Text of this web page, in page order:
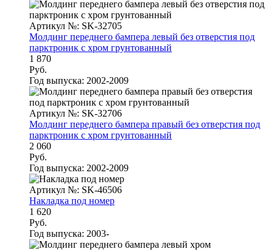
Артикул №: SK-32705
Молдинг переднего бампера левый без отверстия под
парктроник с хром грунтованный
1 870
Руб.
Год выпуска: 2002-2009
Артикул №: SK-32706
Молдинг переднего бампера правый без отверстия под
парктроник с хром грунтованный
2 060
Руб.
Год выпуска: 2002-2009
Артикул №: SK-46506
Накладка под номер
1 620
Руб.
Год выпуска: 2003-